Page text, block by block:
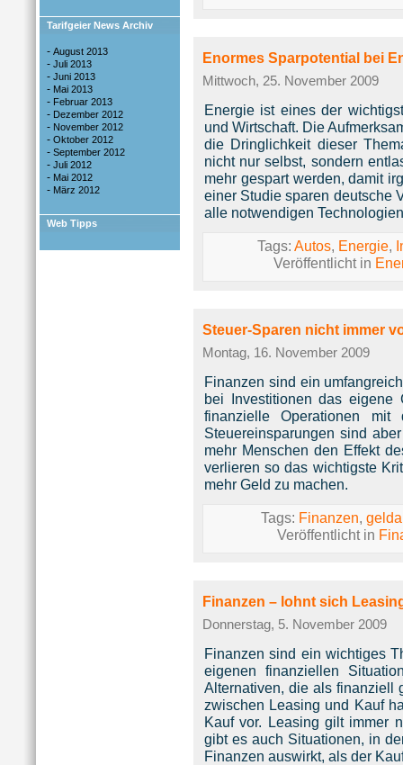
Tarifgeier News Archiv
- August 2013
- Juli 2013
- Juni 2013
- Mai 2013
- Februar 2013
- Dezember 2012
- November 2012
- Oktober 2012
- September 2012
- Juli 2012
- Mai 2012
- März 2012
Web Tipps
Enormes Sparpotential bei
Mittwoch, 25. November 2009
Energie ist eines der
und Wirtschaft. Die
die Dringlichkeit dieser
nicht nur selbst, sondern
mehr gespart werden, damit
einer Studie sparen deutsche
alle notwendigen
Tags: Autos, Energie,
Veröffentlicht in
Steuer-Sparen nicht immer
Montag, 16. November 2009
Finanzen sind ein
bei Investitionen das
finanzielle Operationen
Steuereinsparungen sind
mehr Menschen den Effekt
verlieren so das wichtigste
mehr Geld zu machen.
Tags: Finanzen,
Veröffentlicht in
Finanzen – lohnt sich
Donnerstag, 5. November 2009
Finanzen sind ein wichtiges
eigenen finanziellen
Alternativen, die als finanziell
zwischen Leasing und Kauf
Kauf vor. Leasing gilt immer
gibt es auch Situationen, in
Finanzen auswirkt, als der